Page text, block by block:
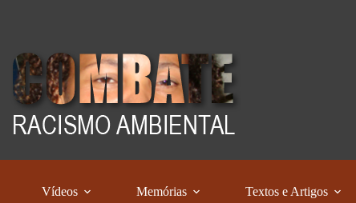
Vídeos Memórias Textos e Artigos